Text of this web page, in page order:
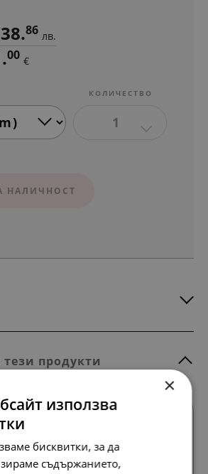
86 лв.
00 €
КОЛИЧЕСТВО
1
НАЛИЧНОСТ
продукти
×
използва
бисквитки, за да
съдържанието,